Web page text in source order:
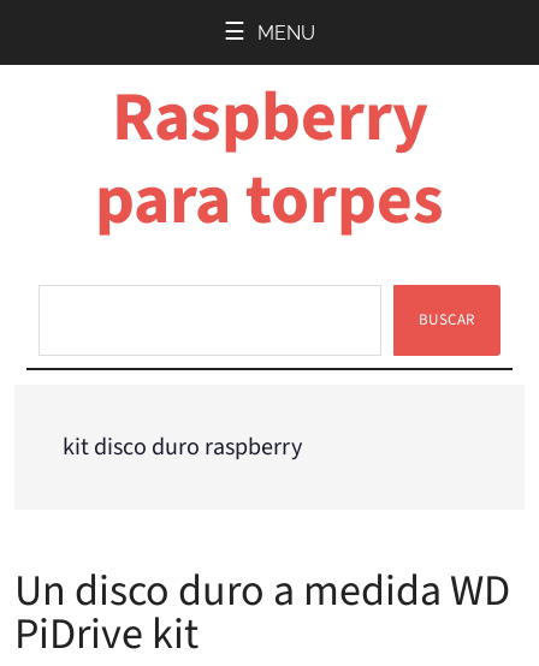
MENU
Raspberry
para torpes
BUSCAR
kit disco duro raspberry
Un disco duro a medida WD
PiDrive kit